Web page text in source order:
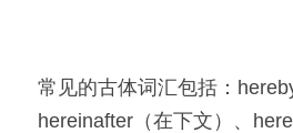
常见的古体词汇包括：
hereinafter（在下文）、